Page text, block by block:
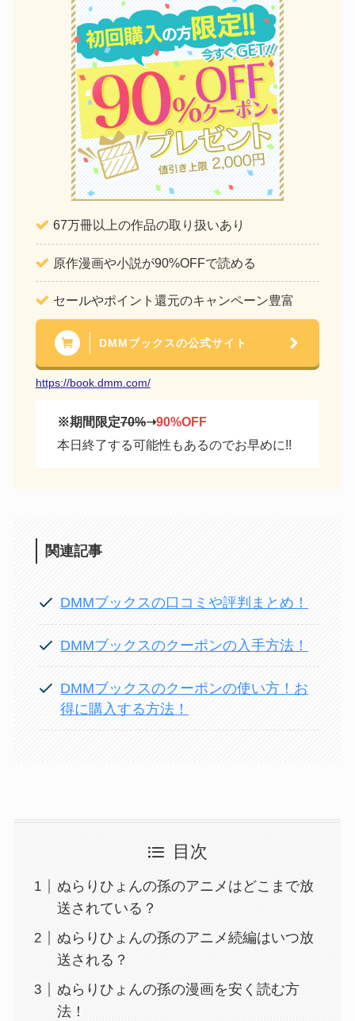
67万冊以上の作品の取り扱いあり
原作漫画や小説が90%OFFで読める
セールやポイント還元のキャンペーン豊富
DMMブックスの公式サイト
https://book.dmm.com/
※期間限定70%➝90%OFF
本日終了する可能性もあるのでお早めに!!
関連記事
DMMブックスの口コミや評判まとめ！
DMMブックスのクーポンの入手方法！
DMMブックスのクーポンの使い方！お
得に購入する方法！
目次
ぬらりひょんの孫のアニメはどこまで放
送されている？
ぬらりひょんの孫のアニメ続編はいつ放
送される？
ぬらりひょんの孫の漫画を安く読む方
法！